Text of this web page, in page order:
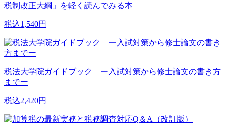
税制改正大綱」を軽く読んでみる本
税込1,540円
税法大学院ガイドブック ー入試対策から修士論文の書き方
までー
税込2,420円